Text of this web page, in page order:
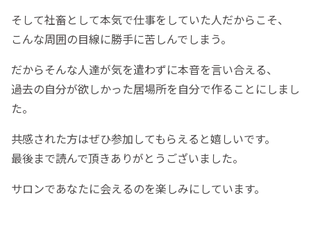
そして社畜として本気で仕事をしていた人だからこそ、
こんな周囲の目線に勝手に苦しんでしまう。
だからそんな人達が気を遣わずに本音を言い合える、
過去の自分が欲しかった居場所を自分で作ることにしまし
た。
共感された方はぜひ参加してもらえると嬉しいです。
最後まで読んで頂きありがとうございました。
サロンであなたに会えるのを楽しみにしています。